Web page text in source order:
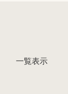
一覧表示